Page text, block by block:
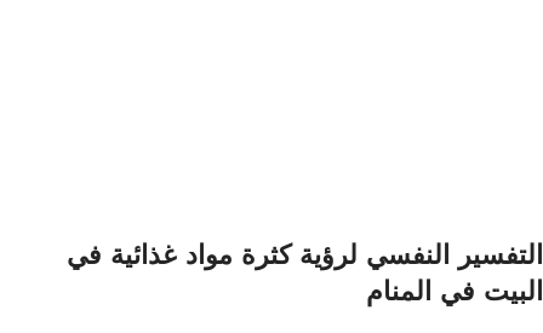
التفسير النفسي لرؤية كثرة مواد غذائية في
البيت في المنام